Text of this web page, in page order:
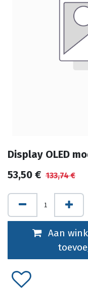
Display OLED
53,50 € 133,74€
Aan